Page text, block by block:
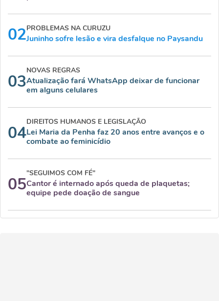
02PROBLEMAS NA CURUZU
Juninho sofre lesão e vira desfalque no Paysandu
03
NOVAS REGRAS
Atualização fará WhatsApp deixar de funcionar
em alguns celulares
04
DIREITOS HUMANOS E LEGISLAÇÃO
Lei Maria da Penha faz 20 anos entre avanços e o
combate ao feminicídio
05
"SEGUIMOS COM FÉ"
Cantor é internado após queda de plaquetas;
equipe pede doação de sangue